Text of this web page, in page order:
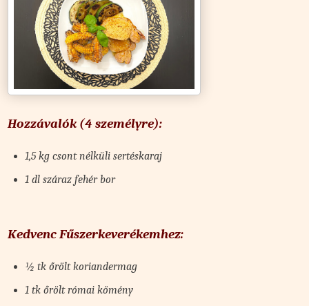
Hozzávalók (4 személyre):
1,5 kg csont nélküli sertéskaraj
1 dl száraz fehér bor
Kedvenc Fűszerkeverékemhez:
½ tk őrölt koriandermag
1 tk őrölt római kömény